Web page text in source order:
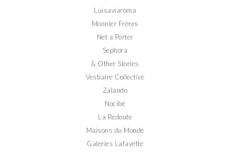
Luisaviaroma
Monnier Frères
Net a Porter
Sephora
& Other Stories
Vestiaire Collective
Zalando
Nocibé
La Redoute
Maisons du Monde
Galeries Lafayette